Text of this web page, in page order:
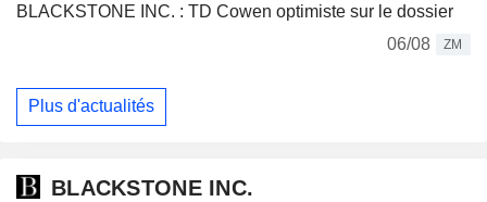
BLACKSTONE INC. : TD Cowen optimiste sur le dossier
06/08
ZM
Plus d'actualités
BLACKSTONE INC.